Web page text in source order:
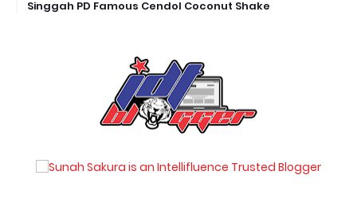
Singgah PD Famous Cendol Coconut Shake